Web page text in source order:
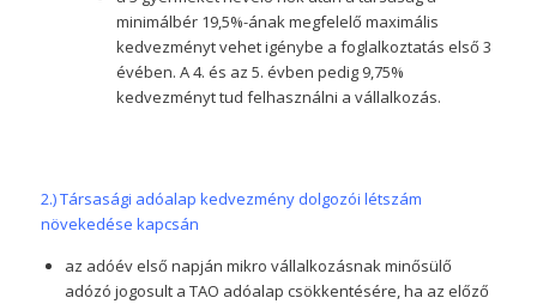
minimálbér 19,5%-ának megfelelő maximális
kedvezményt vehet igénybe a foglalkoztatás első 3
évében. A 4. és az 5. évben pedig 9,75%
kedvezményt tud felhasználni a vállalkozás.
2.) Társasági adóalap kedvezmény dolgozói létszám
növekedése kapcsán
az adóév első napján mikro vállalkozásnak minősülő
adózó jogosult a TAO adóalap csökkentésére, ha az előző